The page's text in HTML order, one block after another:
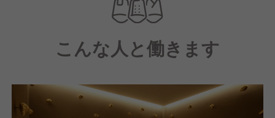
また、当店のデザインコンセプトは、「本質との出会
土や木、石が持つ自然の美しさと高品質な料理を掛け
合わせています。
し、直感的に自然とのつながりに触れられる空間を演
出しています。
こんな人と働きます